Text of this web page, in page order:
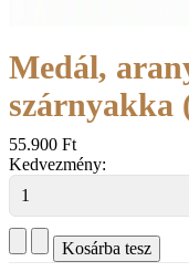
Medál,
szárnyakka
55.900 Ft
Kedvezmény: